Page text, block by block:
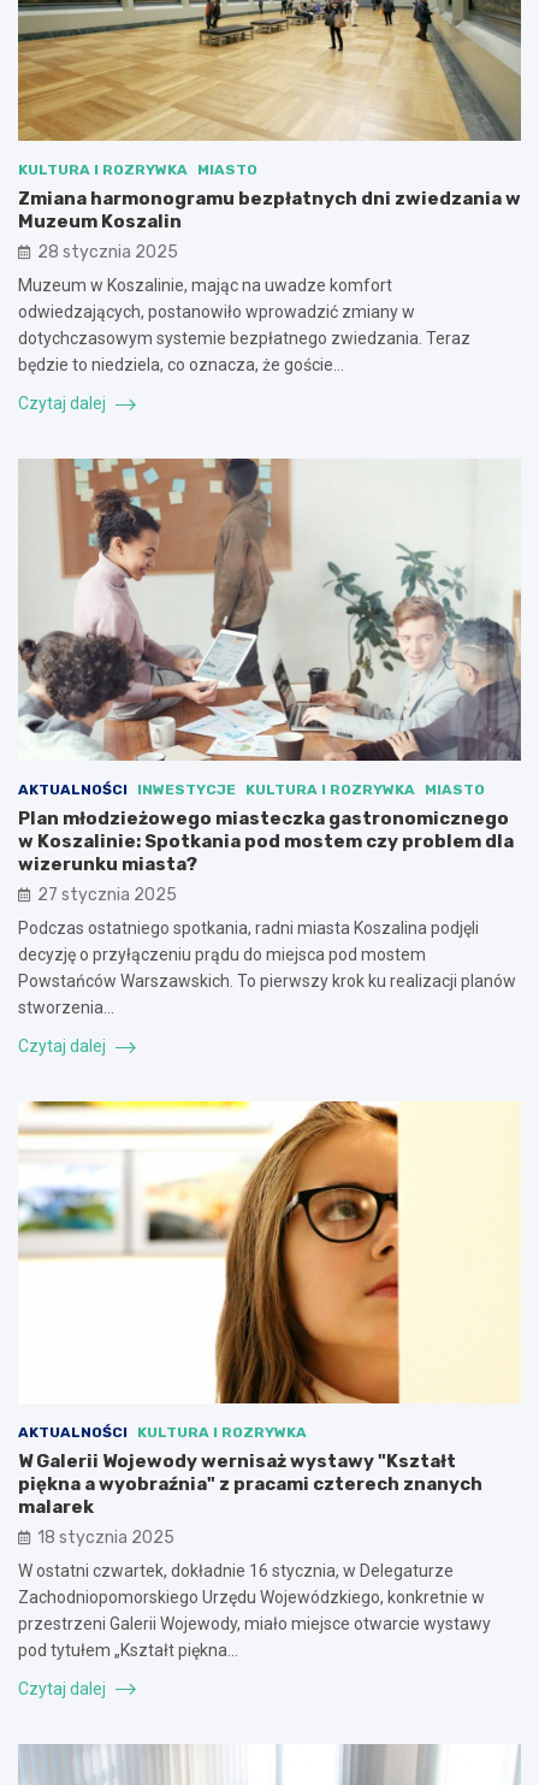
KULTURA I ROZRYWKA MIASTO
Zmiana harmonogramu bezpłatnych dni zwiedzania w
Muzeum Koszalin
28 stycznia 2025
Muzeum w Koszalinie, mając na uwadze komfort
odwiedzających, postanowiło wprowadzić zmiany w
dotychczasowym systemie bezpłatnego zwiedzania. Teraz
będzie to niedziela, co oznacza, że goście…
Czytaj dalej
AKTUALNOŚCI INWESTYCJE KULTURA I ROZRYWKA MIASTO
Plan młodzieżowego miasteczka gastronomicznego
w Koszalinie: Spotkania pod mostem czy problem dla
wizerunku miasta?
27 stycznia 2025
Podczas ostatniego spotkania, radni miasta Koszalina podjęli
decyzję o przyłączeniu prądu do miejsca pod mostem
Powstańców Warszawskich. To pierwszy krok ku realizacji planów
stworzenia…
Czytaj dalej
AKTUALNOŚCI KULTURA I ROZRYWKA
W Galerii Wojewody wernisaż wystawy "Kształt
piękna a wyobraźnia" z pracami czterech znanych
malarek
18 stycznia 2025
W ostatni czwartek, dokładnie 16 stycznia, w Delegaturze
Zachodniopomorskiego Urzędu Wojewódzkiego, konkretnie w
przestrzeni Galerii Wojewody, miało miejsce otwarcie wystawy
pod tytułem „Kształt piękna…
Czytaj dalej